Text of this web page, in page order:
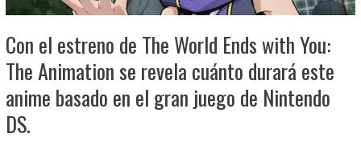
Con el estreno de The World Ends with You:
The Animation se revela cuánto durará este
anime basado en el gran juego de Nintendo
DS.